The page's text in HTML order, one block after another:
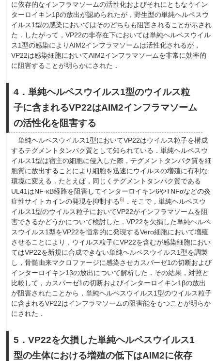
に依存的なインフラマソームの活性化およびそれにともなうイン
ターロイキン1βの放出が認められたが，野生型の単純ヘルペスウ
イルス1型の感染においてはそのどちらも阻害されることが示され
た．したがって，VP22の非存在下においては単純ヘルペスウイル
ス1型の感染によりAIM2インフラマソームは活性化されるが，
VP22は感染細胞においてAIM2インフラマソームを非常に効率的
に阻害することが明らかにされた．
4．単純ヘルペスウイルス1型のウイルス粒
子に含まれるVP22はAIM2インフラマソーム
の活性化を阻害する
単純ヘルペスウイルス1型においてVP22はウイルス粒子を構成
するテグメントタンパク質として知られている．単純ヘルペスウ
イルス1型は宿主の細胞に侵入した際，テグメントタンパク質を細
胞質に放出することにより細胞を迅速にウイルスの増殖に有利な
環境に変える．たとえば，同じくテグメントタンパク質である
UL41はNF-κB経路を阻害してインターロイキン6やTNFαなどの炎
症性サイトカインの発現を抑制する6) ．そこで，単純ヘルペスウ
イルス1型のウイルス粒子においてVP22がインフラマソームを阻
害できるかどうかについて検討した．VP22を欠損した単純ヘルペ
スウイルス1型をVP22を恒常的に発現するVero細胞において増殖
させることにより，ウイルス粒子にVP22を含むが感染細胞におい
てはVP22を新規に合成できない単純ヘルペスウイルス1型を調製
し，骨髄由来マクロファージに感染させカスパーゼ1の切断および
インターロイキン1βの放出について解析した．その結果，対照と
比較して，カスパーゼ1の切断およびインターロイキン1βの放出
が阻害されたことから，単純ヘルペスウイルス1型のウイルス粒子
に含まれるVP22はインフラマソームの阻害能をもつことが明らか
にされた．
5．VP22を欠損した単純ヘルペスウイルス1
型の生体における増殖の低下はAIM2に依存